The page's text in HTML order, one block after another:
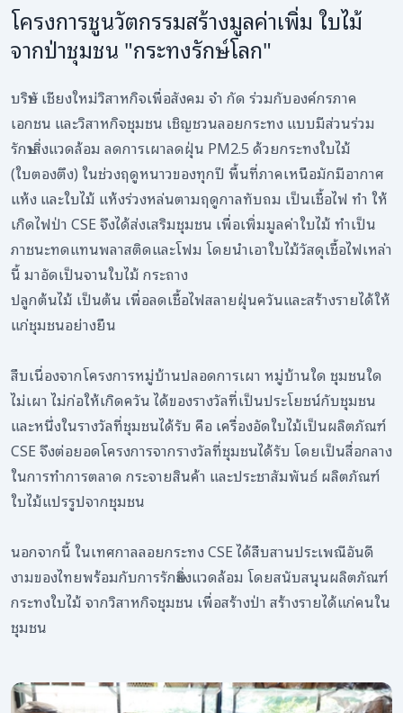
โครงการชูนวัตกรรมสร้างมูลค่าเพิ่ม ใบไม้
จากป่าชุมชน "กระทงรักษ์โลก"
บริษัท เชียงใหม่วิสาหกิจเพื่อสังคม จำ กัด ร่วมกับองค์กรภาค
เอกชน และวิสาหกิจชุมชน เชิญชวนลอยกระทง แบบมีส่วนร่วม
รักษาสิ่งแวดล้อม ลดการเผาลดฝุ่น PM2.5 ด้วยกระทงใบไม้
(ใบตองตึง) ในช่วงฤดูหนาวของทุกปี พื้นที่ภาคเหนือมักมีอากาศ
แห้ง และใบไม้ แห้งร่วงหล่นตามฤดูกาลทับถม เป็นเชื้อไฟ ทำ ให้
เกิดไฟป่า CSE จึงได้ส่งเสริมชุมชน เพื่อเพิ่มมูลค่าใบไม้ ทำเป็น
ภาชนะทดแทนพลาสติดและโฟม โดยนำเอาใบไม้วัสดุเชื้อไฟเหล่า
นี้ มาอัดเป็นจานใบไม้ กระถาง
ปลูกต้นไม้ เป็นต้น เพื่อลดเชื้อไฟสลายฝุ่นควันและสร้างรายได้ให้
แก่ชุมชนอย่างยืน
สืบเนื่องจากโครงการหมู่บ้านปลอดการเผา หมู่บ้านใด ชุมชนใด
ไม่เผา ไม่ก่อให้เกิดควัน ได้ของรางวัลที่เป็นประโยชน์กับชุมชน
และหนึ่งในรางวัลที่ชุมชนได้รับ คือ เครื่องอัดใบไม้เป็นผลิตภัณฑ์
CSE จึงต่อยอดโครงการจากรางวัลที่ชุมชนได้รับ โดยเป็นสื่อกลาง
ในการทำการตลาด กระจายสินค้า และประชาสัมพันธ์ ผลิตภัณฑ์
ใบไม้แปรรูปจากชุมชน
นอกจากนี้ ในเทศกาลลอยกระทง CSE ได้สืบสานประเพณีอันดี
งามของไทยพร้อมกับการรักษสิ่งแวดล้อม โดยสนับสนุนผลิตภัณฑ์
กระทงใบไม้ จากวิสาหกิจชุมชน เพื่อสร้างป่า สร้างรายได้แก่คนใน
ชุมชน